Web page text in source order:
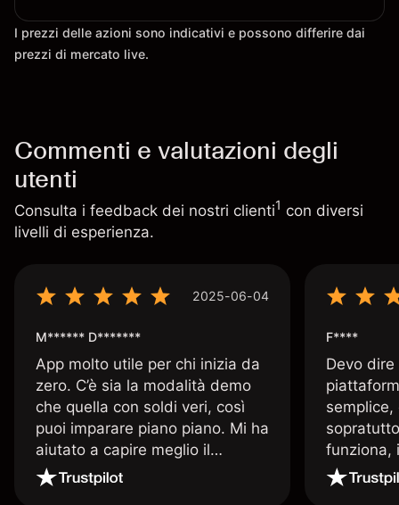
I prezzi delle azioni sono indicativi e possono differire dai
prezzi di mercato live.
Commenti e valutazioni degli
utenti
Consulta i feedback dei nostri clienti1 con diversi
livelli di esperienza.
2025-06-04
M****** D*******
App molto utile per chi inizia da
zero. C’è sia la modalità demo
che quella con soldi veri, così
puoi imparare piano piano. Mi ha
aiutato a capire meglio il
trading. La consiglio a chi parte
senza esperienza.
F****
Devo
funziona,
Davide e'
spiega